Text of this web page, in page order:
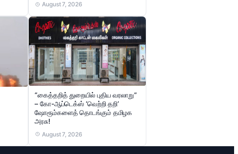
August 7, 2026
“கைத்தறித் துறையில் புதிய வரலாறு”
– கோ-ஆப்டெக்ஸ் ‘வெற்றி தறி’
ஷோரூம்களைத் தொடங்கும் தமிழக
அரசு!
August 7, 2026